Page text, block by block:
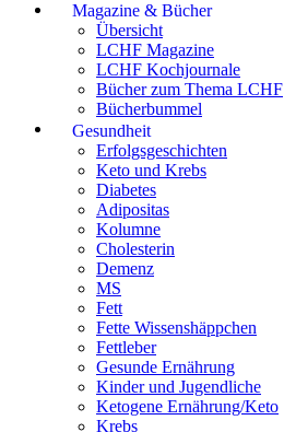
Magazine & Bücher
Übersicht
LCHF Magazine
LCHF Kochjournale
Bücher zum Thema LCHF
Bücherbummel
Gesundheit
Erfolgsgeschichten
Keto und Krebs
Diabetes
Adipositas
Kolumne
Cholesterin
Demenz
MS
Fett
Fette Wissenshäppchen
Fettleber
Gesunde Ernährung
Kinder und Jugendliche
Ketogene Ernährung/Keto
Krebs